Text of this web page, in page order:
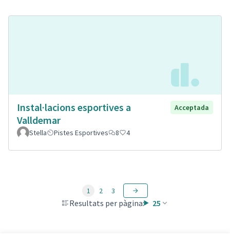
Instal·lacions esportives a
Valldemar
Acceptada
Stella Pistes Esportives 8 4
Resultats per pàgina: 25
1 2 3